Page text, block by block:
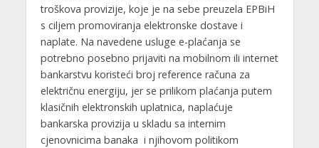
troškova provizije, koje je na sebe preuzela EPBiH
s ciljem promoviranja elektronske dostave i
naplate. Na navedene usluge e-plaćanja se
potrebno posebno prijaviti na mobilnom ili internet
bankarstvu koristeći broj reference računa za
električnu energiju, jer se prilikom plaćanja putem
klasičnih elektronskih uplatnica, naplaćuje
bankarska provizija u skladu sa internim
cjenovnicima banaka i njihovom politikom